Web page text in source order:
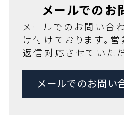
メールでのお
メールでのお問い合
け付けております。
返信対応させていただ
メールでのお問い